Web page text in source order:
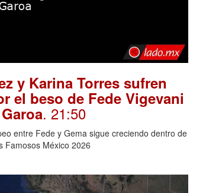
y Karina Torres sufren
el beso de Fede Vigevani
. 21:50
entre Fede y Gema sigue creciendo dentro de
Famosos México 2026